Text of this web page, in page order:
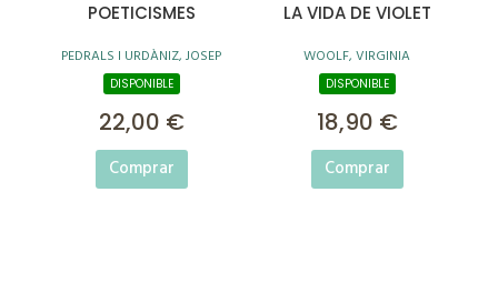
POETICISMES
PEDRALS I URDÀNIZ, JOSEP
DISPONIBLE
22,00 €
Comprar
LA VIDA DE VIOLET
WOOLF, VIRGINIA
DISPONIBLE
18,90 €
Comprar